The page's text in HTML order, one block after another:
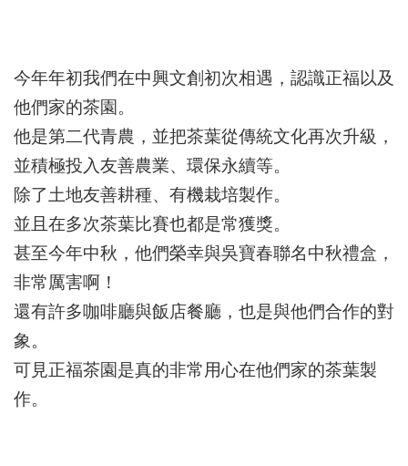
今年年初我們在中興文創初次相遇，認識正福以及
他們家的茶園。
他是第二代青農，並把茶葉從傳統文化再次升級，
並積極投入友善農業、環保永續等。
除了土地友善耕種、有機栽培製作。
並且在多次茶葉比賽也都是常獲獎。
甚至今年中秋，他們榮幸與吳寶春聯名中秋禮盒，
非常厲害啊！
還有許多咖啡廳與飯店餐廳，也是與他們合作的對
象。
可見正福茶園是真的非常用心在他們家的茶葉製
作。